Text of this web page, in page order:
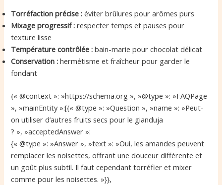
Torréfaction précise : éviter brûlures pour arômes purs
Mixage progressif : respecter temps et pauses pour
texture lisse
Température contrôlée : bain-marie pour chocolat délicat
Conservation : hermétisme et fraîcheur pour garder le
fondant
{« @context »: »https://schema.org », »@type »: »FAQPage
», »mainEntity »:[{« @type »: »Question », »name »: »Peut-
on utiliser d’autres fruits secs pour le gianduja
? », »acceptedAnswer »:
{« @type »: »Answer », »text »: »Oui, les amandes peuvent
remplacer les noisettes, offrant une douceur différente et
un goût plus subtil. Il faut cependant torréfier et mixer
comme pour les noisettes. »}},